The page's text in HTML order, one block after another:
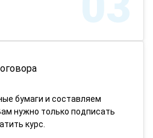
бумаги и составляем
нужно только подписать
курс.